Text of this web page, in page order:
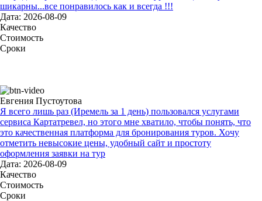
шикарны...все понравилось как и всегда !!!
Дата: 2026-08-09
Качество
Стоимость
Сроки
Евгения Пустоутова
Я всего лишь раз (Иремель за 1 день) пользовался услугами
сервиса Картатревел, но этого мне хватило, чтобы понять, что
это качественная платформа для бронирования туров. Хочу
отметить невысокие цены, удобный сайт и простоту
оформления заявки на тур
Дата: 2026-08-09
Качество
Стоимость
Сроки